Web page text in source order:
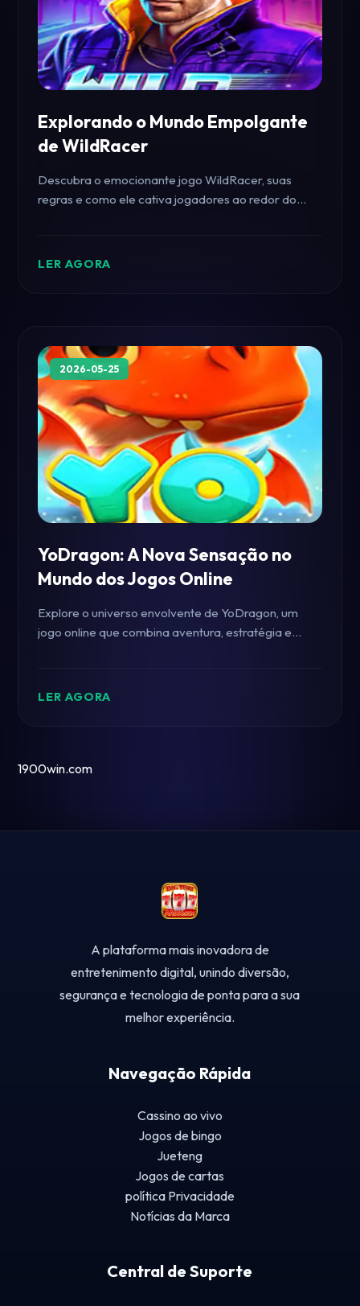
Explorando o Mundo Empolgante
de WildRacer
Descubra o emocionante jogo WildRacer, suas
regras e como ele cativa jogadores ao redor do
LER AGORA
2026-05-25
YoDragon: A Nova Sensação no
Mundo dos Jogos Online
Explore o universo envolvente de YoDragon, um
jogo online que combina aventura, estratégia e
LER AGORA
1900win.com
A plataforma mais inovadora de
entretenimento digital, unindo diversão,
segurança e tecnologia de ponta para a sua
melhor experiência.
Navegação Rápida
Cassino ao vivo
Jogos de bingo
Jueteng
Jogos de cartas
política Privacidade
Notícias da Marca
Central de Suporte